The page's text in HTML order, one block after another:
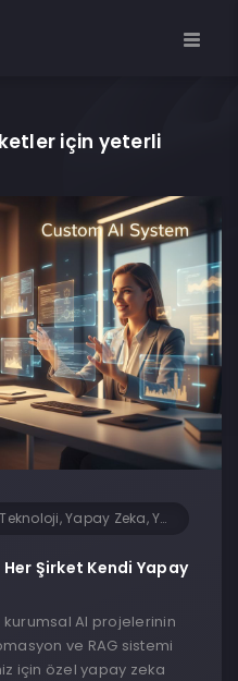
için yeterli
Yapay Zeka, Yazılım
Şirket Kendi Yapay
kurumsal AI projelerinin
ve RAG sistemi
için özel yapay zeka